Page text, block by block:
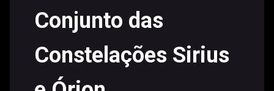
Conjunto das
Constelações Sirius